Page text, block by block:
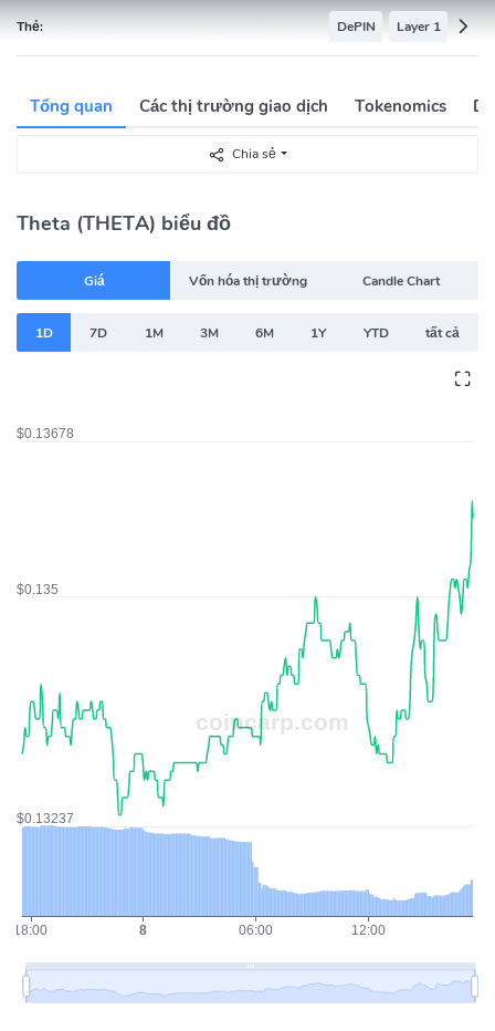
Thẻ: DePIN Layer 1
Tổng quan Các thị trường giao dịch Tokenomics
Chia sẻ
Theta (THETA) biểu đồ
Giá Vốn hóa thị trường Candle Chart
1D 7D 1M 3M 6M 1Y YTD tất cả